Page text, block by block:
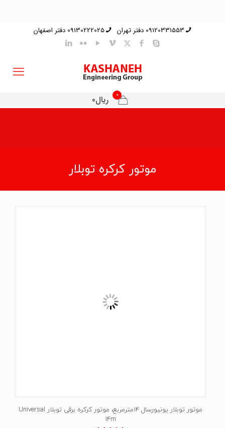
09120331553 دفتر تهران 09130222025 دفتر اصفهان
0 ریال0
موتور کرکره توبلار
موتور توبلار یونیورسال 14مترمربع، موتور کرکره برقی توبلار Universal
14m